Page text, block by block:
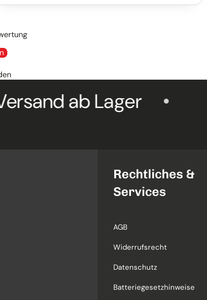
ab Lager
Rechtliches &
Services
AGB
Widerrufsrecht
Datenschutz
Batteriegesetzhinweise